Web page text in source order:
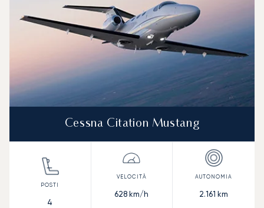
Cessna Citation Mustang
4
628 km/h 2.161 km